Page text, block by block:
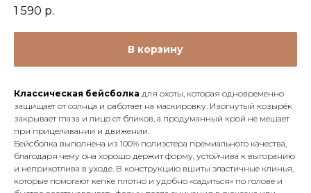
1 590 р.
В корзину
Классическая бейсболка для охоты, которая одновременно
защищает от солнца и работает на маскировку. Изогнутый козырёк
закрывает глаза и лицо от бликов, а продуманный крой не мешает
при прицеливании и движении.
Бейсболка выполнена из 100% полиэстера премиального качества,
благодаря чему она хорошо держит форму, устойчива к выгоранию
и неприхотлива в уходе. В конструкцию вшиты эластичные клинья,
которые помогают кепке плотно и удобно «садиться» по голове и